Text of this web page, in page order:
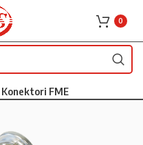
0
Konektori FME